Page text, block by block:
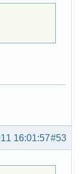
#53
16:01:57